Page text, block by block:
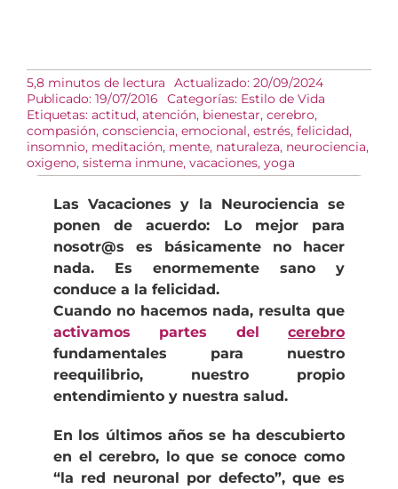
5,8 minutos de lectura
Actualizado: 20/09/2024
Publicado: 19/07/2016
Categorías: Estilo de Vida
Etiquetas: actitud, atención, bienestar, cerebro,
compasión, consciencia, emocional, estrés, felicidad,
insomnio, meditación, mente, naturaleza, neurociencia,
oxigeno, sistema inmune, vacaciones, yoga
Las Vacaciones y la Neurociencia se
ponen de acuerdo: Lo mejor para
nosotr@s es básicamente no hacer
nada. Es enormemente sano y
conduce a la felicidad.
Cuando no hacemos nada, resulta que
activamos partes delcerebro
fundamentales para nuestro
reequilibrio, nuestro propio
entendimiento y nuestra salud.
En los últimos años se ha descubierto
en el cerebro, lo que se conoce como
“la red neuronal por defecto”, que es